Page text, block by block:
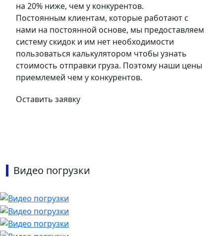
на 20% ниже, чем у конкурентов.
Постоянным клиентам, которые работают с
нами на постоянной основе, мы предоставляем
систему скидок и им нет необходимости
пользоваться калькулятором чтобы узнать
стоимость отправки груза. Поэтому наши цены
приемлемей чем у конкурентов.
Оставить заявку
Видео погрузки